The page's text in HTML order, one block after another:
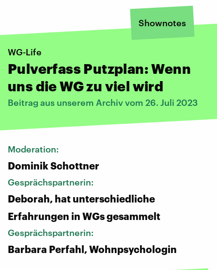
Shownotes
WG-Life
Pulverfass Putzplan: Wenn
uns die WG zu viel wird
Beitrag aus unserem Archiv vom 26. Juli 2023
Moderation:
Dominik Schottner
Gesprächspartnerin:
Deborah, hat unterschiedliche
Erfahrungen in WGs gesammelt
Gesprächspartnerin:
Barbara Perfahl, Wohnpsychologin